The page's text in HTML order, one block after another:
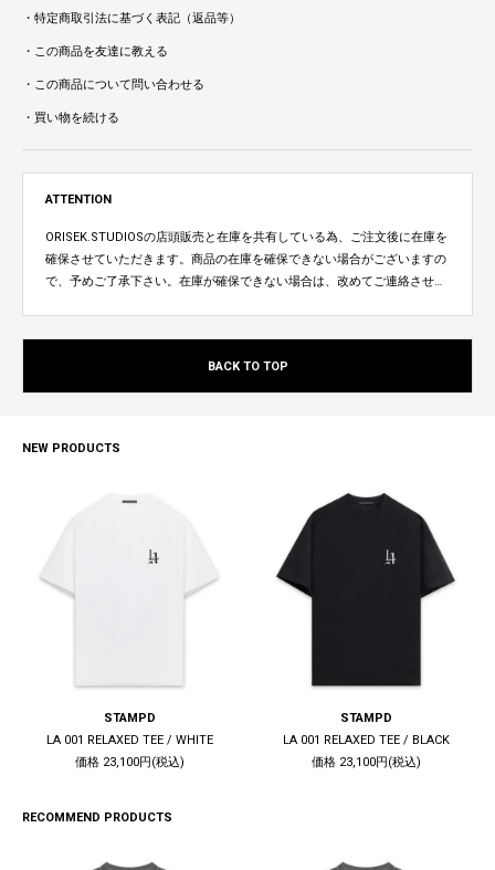
・特定商取引法に基づく表記（返品等）
・この商品を友達に教える
・この商品について問い合わせる
・買い物を続ける
ATTENTION
ORISEK.STUDIOSの店頭販売と在庫を共有している為、ご注文後に在庫を
確保させていただきます。商品の在庫を確保できない場合がございますの
で、予めご了承下さい。在庫が確保できない場合は、改めてご連絡させて
BACK TO TOP
NEW PRODUCTS
STAMPD
LA 001 RELAXED TEE / WHITE
価格 23,100円(税込)
STAMPD
LA 001 RELAXED TEE / BLACK
価格 23,100円(税込)
RECOMMEND PRODUCTS